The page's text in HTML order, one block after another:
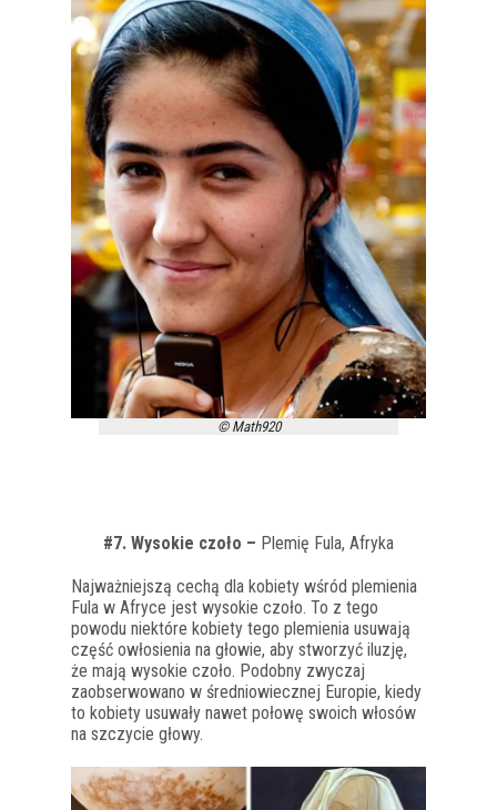
© Math920
#7. Wysokie czoło – Plemię Fula, Afryka
Najważniejszą cechą dla kobiety wśród plemienia
Fula w Afryce jest wysokie czoło. To z tego
powodu niektóre kobiety tego plemienia usuwają
część owłosienia na głowie, aby stworzyć iluzję,
że mają wysokie czoło. Podobny zwyczaj
zaobserwowano w średniowiecznej Europie, kiedy
to kobiety usuwały nawet połowę swoich włosów
na szczycie głowy.